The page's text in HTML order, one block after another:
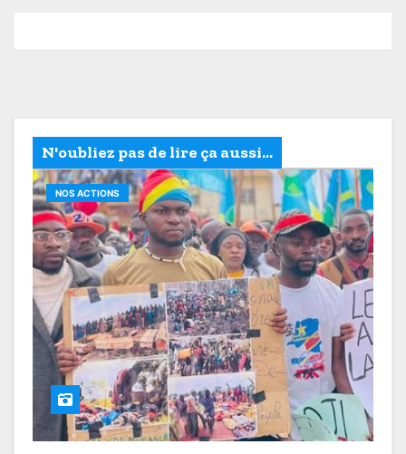
N'oubliez pas de lire ça aussi...
NOS ACTIONS